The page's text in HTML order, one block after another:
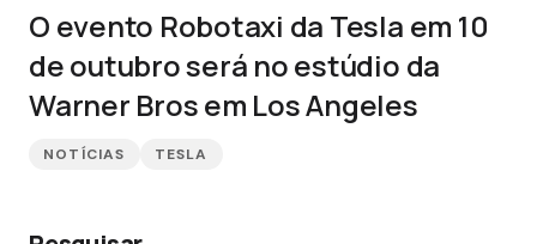
O evento Robotaxi da Tesla em 10
de outubro será no estúdio da
Warner Bros em Los Angeles
NOTÍCIAS TESLA